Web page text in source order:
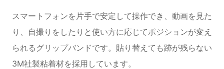
スマートフォンを片手で安定して操作でき、動画を見た
り、自撮りをしたりと使い方に応じてポジションが変え
られるグリップバンドです。貼り替えても跡が残らない
3M社製粘着材を採用しています。